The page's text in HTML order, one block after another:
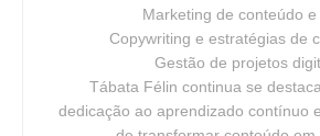
Marketing de conteúdo e
Copywriting e estratégias de
Gestão de projetos
Tábata Félin continua se
dedicação ao aprendizado contínuo